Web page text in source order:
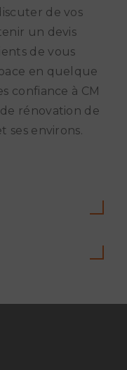
de vos
un devis
de vous
en quelque
confiance à CM
rénovation de
ses environs.